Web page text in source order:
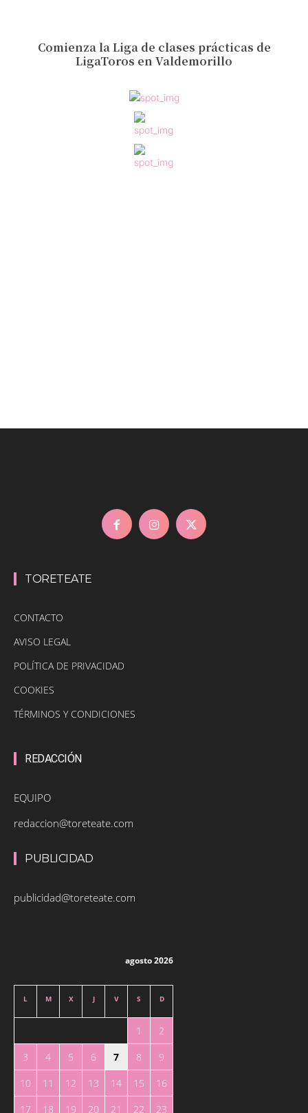
Comienza la Liga de clases prácticas de
LigaToros en Valdemorillo
TORETEATE
CONTACTO
AVISO LEGAL
POLÍTICA DE PRIVACIDAD
COOKIES
TÉRMINOS Y CONDICIONES
REDACCIÓN
EQUIPO
redaccion@toreteate.com
PUBLICIDAD
publicidad@toreteate.com
agosto 2026
L M X J V S D
1
2
3
4 5 6 7 8
9
10
11 12 13 14 15
16
17
18 19 20 21 22 23